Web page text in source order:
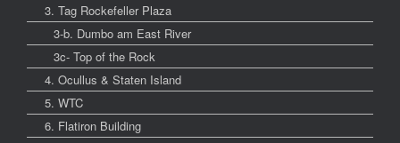
3. Tag Rockefeller Plaza
3-b. Dumbo am East River
3c- Top of the Rock
4. Ocullus & Staten Island
5. WTC
6. Flatiron Building